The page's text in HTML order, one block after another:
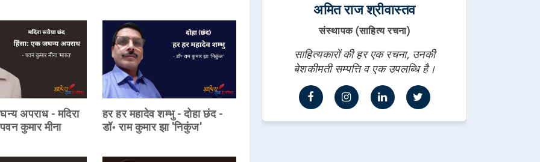
अपराध - मदिरा
कुमार मीना
हर हर महादेव शम्भु - दोहा छंद -
डॉ॰ राम कुमार झा 'निकुंज'
अमित राज श्रीवास्तव
संस्थापक (साहित्य रचना)
साहित्यकारों की हर एक रचना, उनकी
बेशकीमती सम्पत्ति व एक उपलब्धि है।